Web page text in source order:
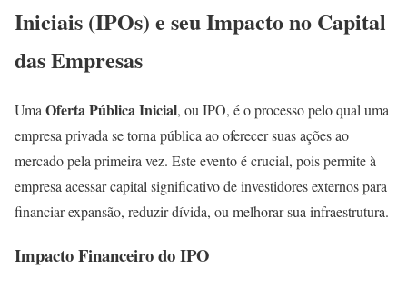
Iniciais (IPOs) e seu Impacto no Capital
das Empresas
Uma Oferta Pública Inicial, ou IPO, é o processo pelo qual uma
empresa privada se torna pública ao oferecer suas ações ao
mercado pela primeira vez. Este evento é crucial, pois permite à
empresa acessar capital significativo de investidores externos para
financiar expansão, reduzir dívida, ou melhorar sua infraestrutura.
Impacto Financeiro do IPO